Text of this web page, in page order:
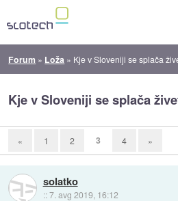
Forum » Loža » Kje v Sloveniji se splača
Kje v Sloveniji se splača
« 1 2 3 4 »
solatko
::7. avg 2019, 16:12